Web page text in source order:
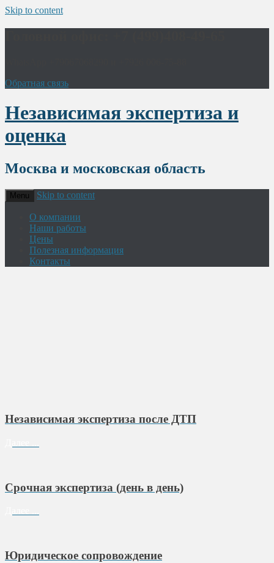
Skip to content
Обратная связь
Независимая экспертиза и
оценка
Москва и московская область
Menu Skip to content
О компании
Наши работы
Цены
Полезная информация
Контакты
Независимая экспертиза после ДТП
Срочная экспертиза (день в день)
Юридическое сопровождение